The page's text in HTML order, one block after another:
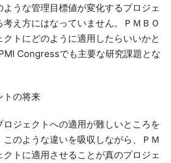
うな管理目標値が変化するプロジェ
え方にはなっていません。ＰＭＢＯ
トにどのように適用したらいいかと
Congressでも主要な研究課題とな
トの将来
ジェクトへの適用が難しいところを
のような違いを吸収しながら、ＰＭ
トに適用させることが真のプロジェ